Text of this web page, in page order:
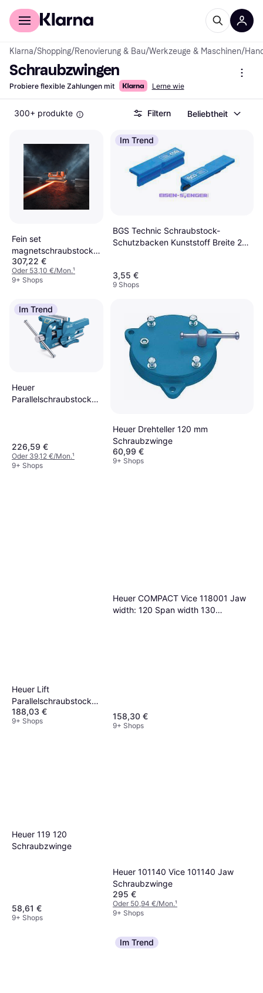
Für Shopper
Klarna/Shopping/Renovierung & Bau/Werkzeuge & Maschinen/
Schraubzwingen
Probiere flexible Zahlungen mit Lerne wie
300+ produkte Filtern Beliebtheit
Fein set
magnetschraubstock
212x70mm 7800n
versamag
90701003020
307,22 €
Oder 53,10 €/Mon.¹
9+ Shops
Im Trend
BGS Technic Schraubstock-
Schutzbacken Kunststoff Breite 2-
3,55 €
9 Shops
Im Trend
Heuer
Parallelschraubstock
Schraubzwinge
226,59 €
Oder 39,12 €/Mon.¹
9+ Shops
Heuer Drehteller 120 mm
Schraubzwinge
60,99 €
9+ Shops
Heuer Lift
Parallelschraubstock
Schraubzwinge
188,03 €
9+ Shops
Heuer COMPACT Vice 118001 Jaw
width: 120 Span width 130
158,30 €
9+ Shops
Heuer 119 120
Schraubzwinge
58,61 €
9+ Shops
Heuer 101140 Vice 101140 Jaw
Schraubzwinge
295 €
Oder 50,94 €/Mon.¹
9+ Shops
Im Trend